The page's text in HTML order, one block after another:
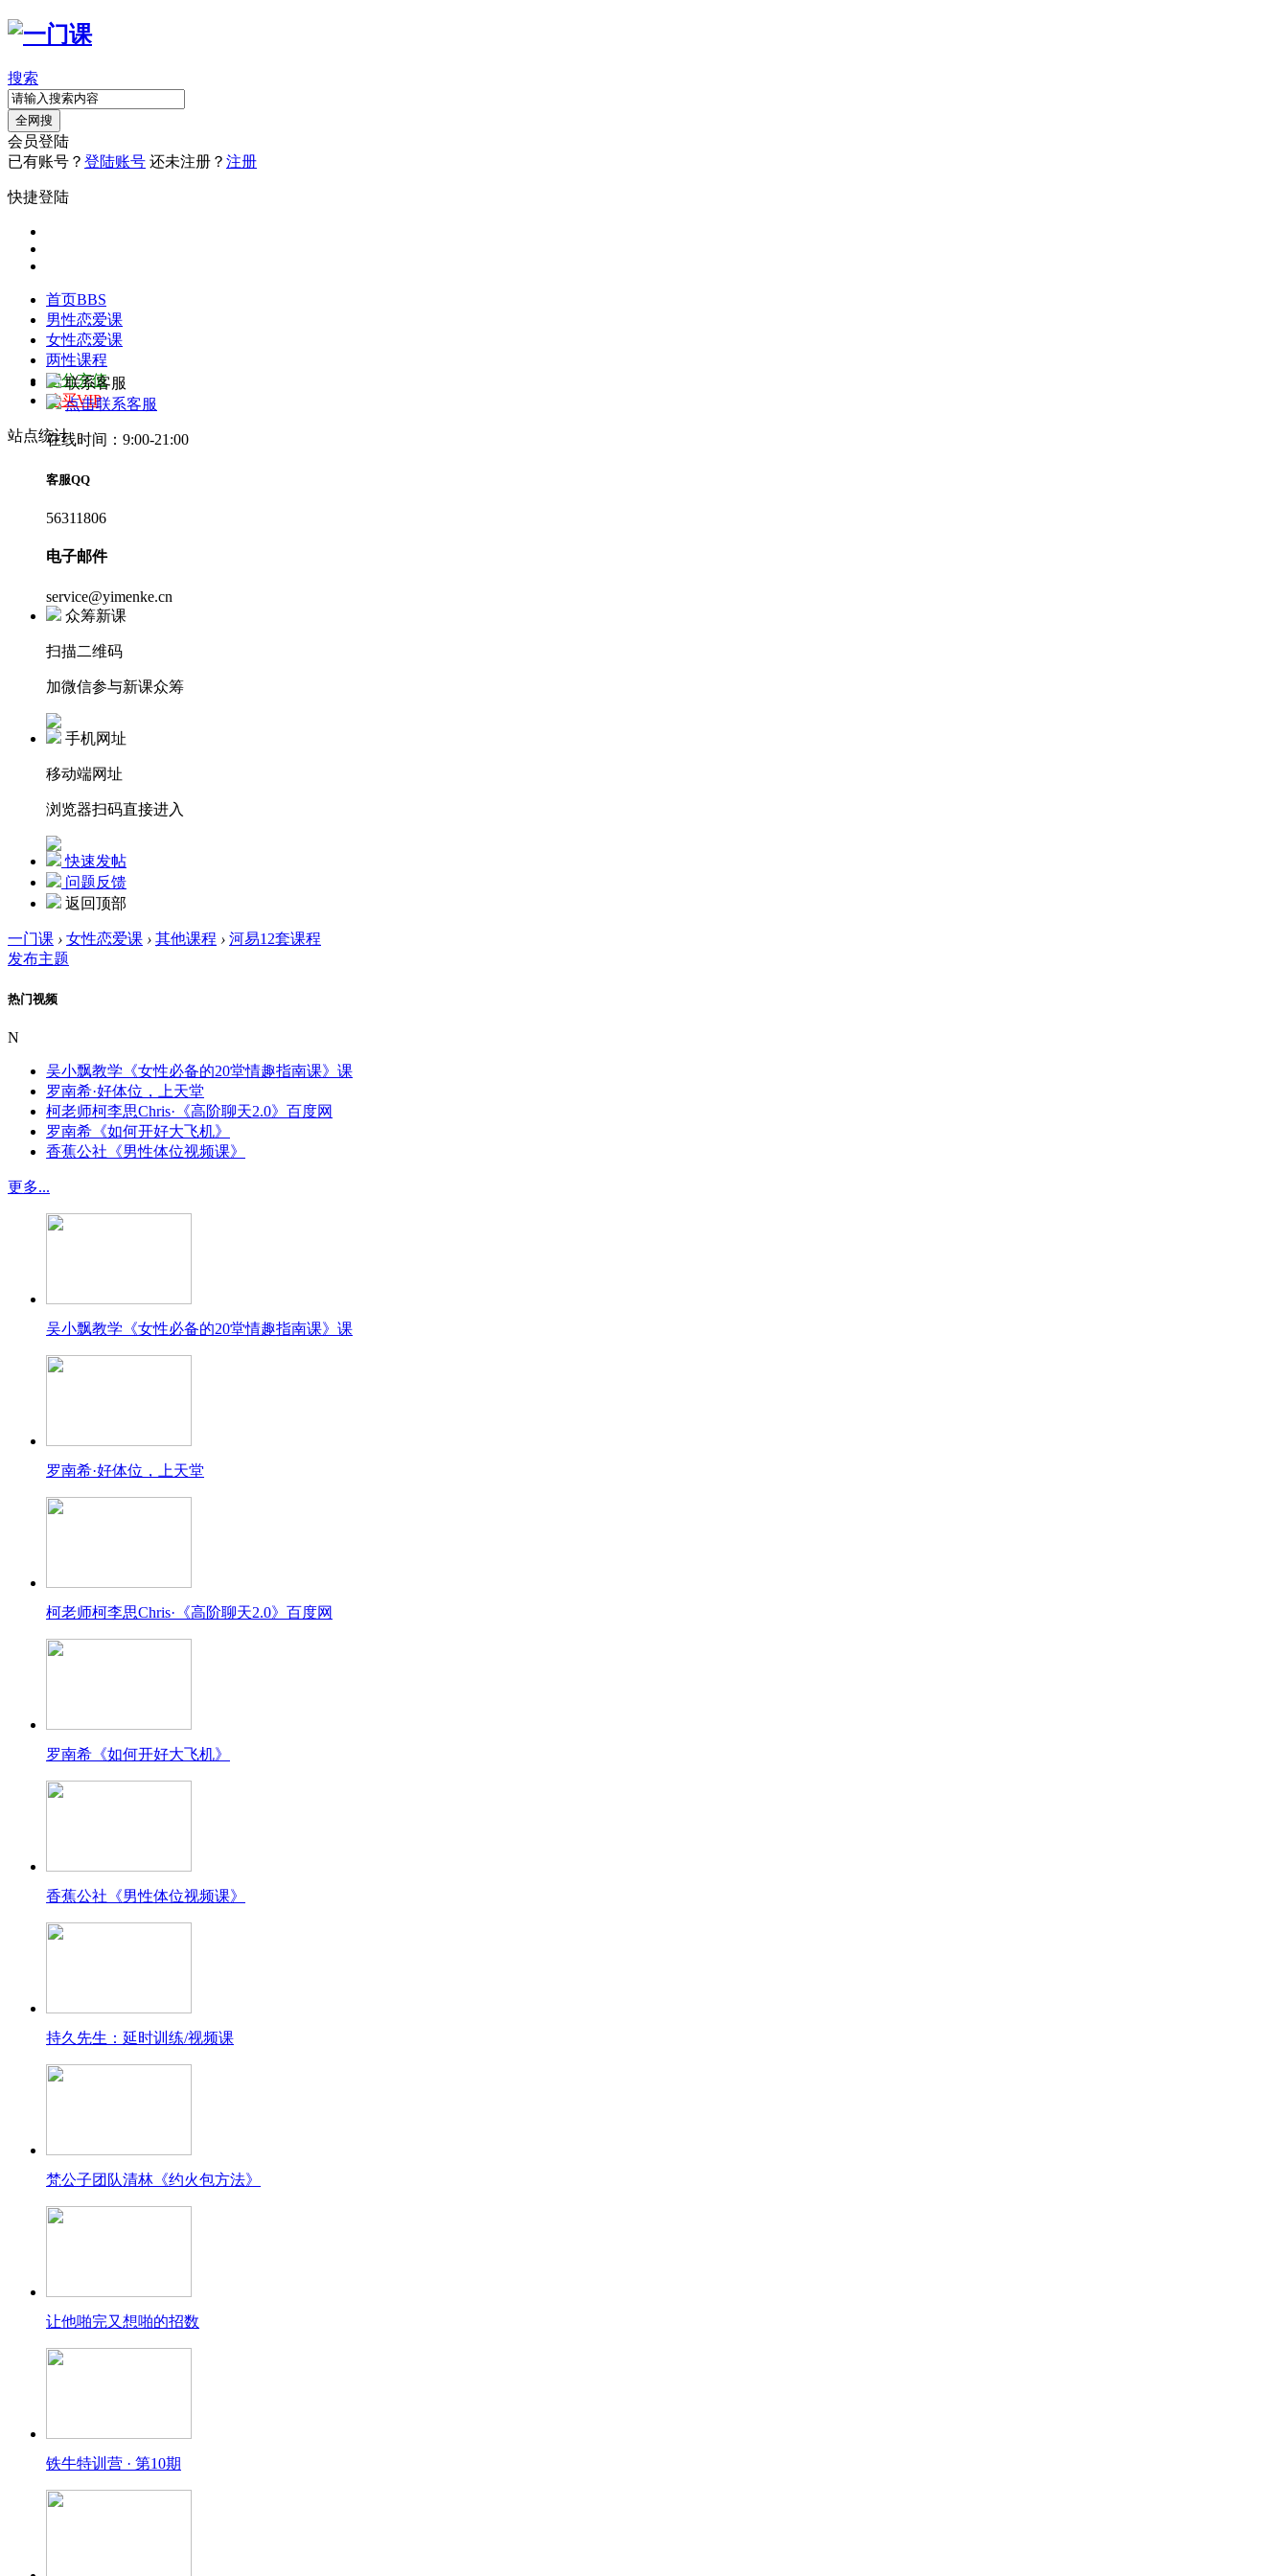
搜索
全网搜
会员登陆
已有账号？ 登陆账号 还未注册？ 注册
快捷登陆
首页BBS
男性恋爱课
女性恋爱课
两性课程
积分充值
购买VIP
站点统计
联系客服
点击联系客服
在线时间：9:00-21:00
客服QQ
56311806
电子邮件
service@yimenke.cn
众筹新课
扫描二维码
加微信参与新课众筹
手机网址
移动端网址
浏览器扫码直接进入
快速发帖
问题反馈
返回顶部
一门课 › 女性恋爱课 › 其他课程 › 河易12套课程
发布主题
热门视频
N
吴小飘教学《女性必备的20堂情趣指南课》课
罗南希·好体位，上天堂
柯老师柯李思Chris·《高阶聊天2.0》百度网
罗南希《如何开好大飞机》
香蕉公社《男性体位视频课》
更多...
吴小飘教学《女性必备的20堂情趣指南课》课
罗南希·好体位，上天堂
柯老师柯李思Chris·《高阶聊天2.0》百度网
罗南希《如何开好大飞机》
香蕉公社《男性体位视频课》
持久先生：延时训练/视频课
梵公子团队清林《约火包方法》
让他啪完又想啪的招数
铁牛特训营 · 第10期